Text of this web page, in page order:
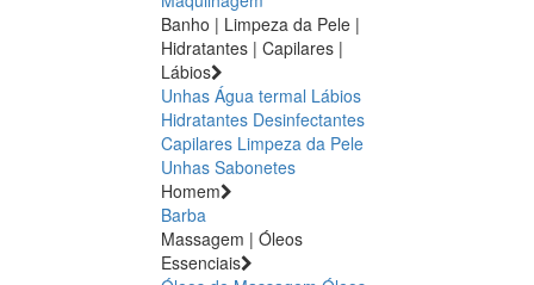
Banho | Limpeza da Pele |
Hidratantes | Capilares |
Lábios
Unhas Água termal Lábios
Hidratantes Desinfectantes
Capilares Limpeza da Pele
Unhas Sabonetes
Homem
Barba
Massagem | Óleos
Essenciais